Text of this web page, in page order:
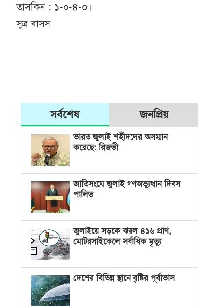
তাসকিন : ১-০-৪-০।
সুত্র বাসস
সর্বশেষ জনপ্রিয়
ভারত জুলাই শহীদদের অসম্মান
করেছে: রিজভী
জাতিসংঘে জুলাই গণঅভ্যুত্থান দিবস
পালিত
জুলাইয়ে সড়কে ঝরল ৪১৬ প্রাণ,
মোটরসাইকেলে সর্বাধিক মৃত্যু
দেশের বিভিন্ন স্থানে বৃষ্টির পূর্বাভাস